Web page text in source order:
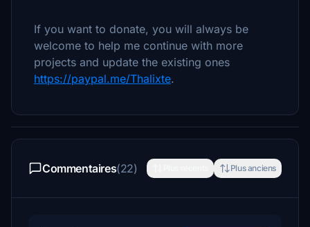
If you want to donate, you will always be
welcome to help me continue with more
projects and update the existing ones
https://paypal.me/Thalixte.
Commentaires(22) Plus anciens